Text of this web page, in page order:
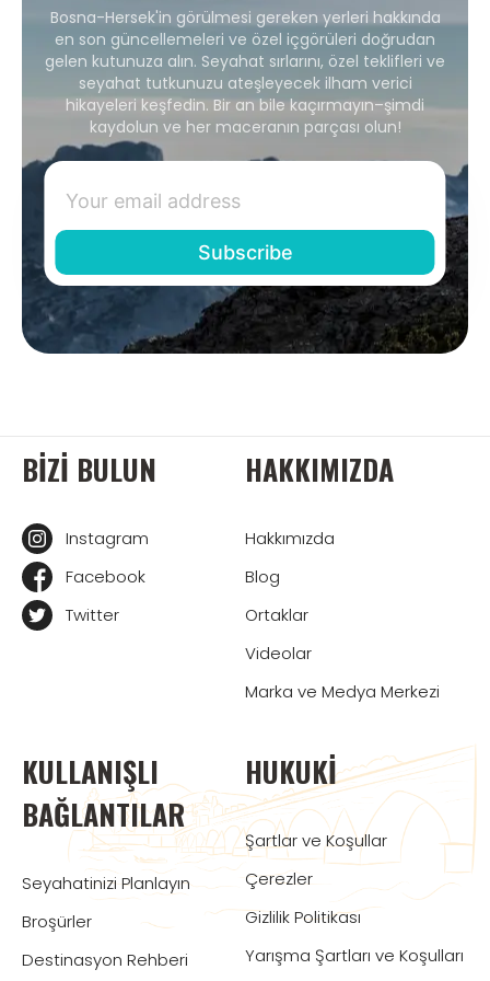
Bosna-Hersek'in görülmesi gereken yerleri hakkında
en son güncellemeleri ve özel içgörüleri doğrudan
gelen kutunuza alın. Seyahat sırlarını, özel teklifleri ve
seyahat tutkunuzu ateşleyecek ilham verici
hikayeleri keşfedin. Bir an bile kaçırmayın–şimdi
kaydolun ve her maceranın parçası olun!
BIZI BULUN
Instagram
Facebook
Twitter
HAKKIMIZDA
Hakkımızda
Blog
Ortaklar
Videolar
Marka ve Medya Merkezi
KULLANIŞLI
BAĞLANTILAR
Seyahatinizi Planlayın
Broşürler
Destinasyon Rehberi
HUKUKI
Şartlar ve Koşullar
Çerezler
Gizlilik Politikası
Yarışma Şartları ve Koşulları